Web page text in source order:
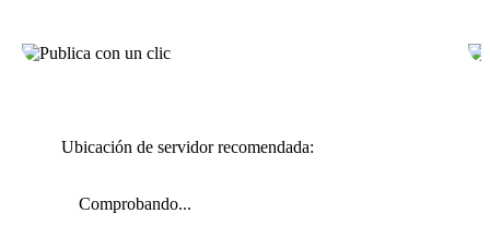
Ubicación de servidor recomendada:
Comprobando...